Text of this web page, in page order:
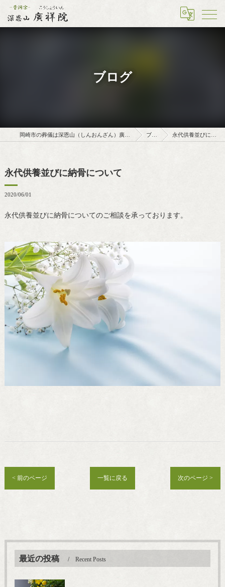
ブログ
岡崎市の葬儀は深恩山（しんおんざん）廣祥院（こうしょういん） ブログ 永代供養並びに納骨について
永代供養並びに納骨について
2020/06/01
永代供養並びに納骨についてのご相談を承っております。
< 前のページ 一覧に戻る 次のページ >
最近の投稿 Recent Posts